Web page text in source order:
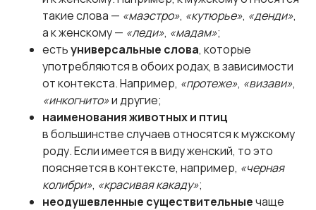
такие слова — «маэстро», «кутюрье», «денди»,
а к женскому — «леди», «мадам»;
естьуниверсальные слова, которые
употребляются в обоих родах, в зависимости
от контекста. Например, «протеже», «визави»,
«инкогнито»и другие;
наименования животных и птиц
в большинстве случаев относятся к мужскому
роду. Если имеется в виду женский, то это
поясняется в контексте, например, «черная
колибри», «красивая какаду»;
неодушевленные существительныечаще